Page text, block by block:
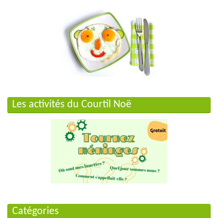
Les activités du Courtil Noë
Catégories